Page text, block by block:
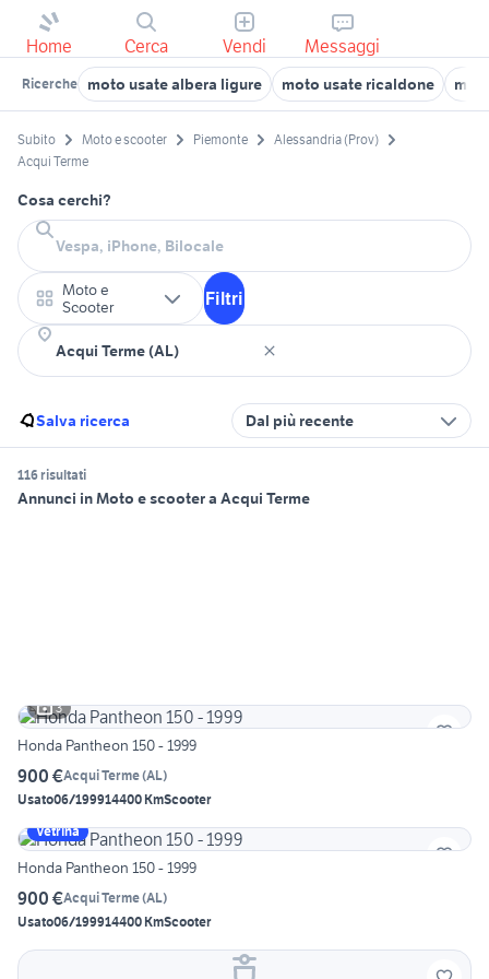
Home Cerca Vendi Messaggi
Ricerche moto usate albera ligure moto usate ricaldone
Subito Moto e scooter Piemonte
Alessandria (Prov)
Acqui Terme
Cosa cerchi?
Moto e
Scooter
Filtri
Salva ricerca Dal più recente
116 risultati
Annunci in Moto e scooter a Acqui Terme
3
Honda Pantheon 150 - 1999
900 €Acqui Terme(AL)
Usato06/199914400 KmScooter
Vetrina
Honda Pantheon 150 - 1999
900 €Acqui Terme(AL)
Usato06/199914400 KmScooter